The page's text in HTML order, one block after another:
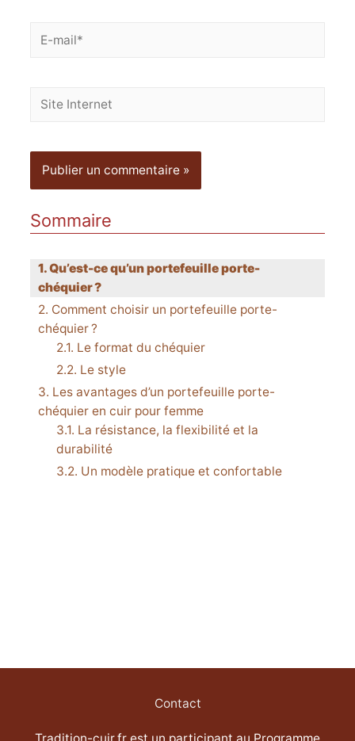
E-
Site
Sommaire
Qu’est-ce qu’un portefeuille porte-
chéquier ?
Comment choisir un portefeuille porte-
chéquier ?
Le format du chéquier
Le style
Les avantages d’un portefeuille porte-
chéquier en cuir pour femme
La résistance, la flexibilité et la
durabilité
Un modèle pratique et confortable
Contact